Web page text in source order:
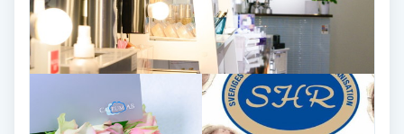
Enzympeeling